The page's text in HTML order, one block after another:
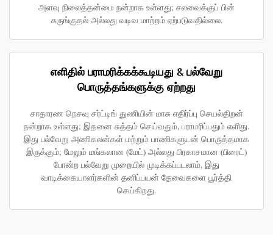
அளவு நிலைத்தன்மை நன்றாக உள்ளது; சலவைக்குப் பின்
சுருங்குதல் அல்லது வடிவ மாற்றம் ஏற்படுவதில்லை.
எளிதில் பராமரிக்கக்கூடியது & பல்வேறு
பொருத்தங்களுக்கு ஏற்றது
சாதாரண நெசவு சர்ட்டிங் துணியின் மாசு எதிர்ப்பு செயல்திறன்
நன்றாக உள்ளது; இதனை சுத்தம் செய்வதும், பராமரிப்பதும் எளிது.
இது பல்வேறு அணிகலன்கள் மற்றும் பாணிகளுடன் பொருத்தமாக
இருக்கும்; மேலும் மங்கலான (மேட்) அல்லது பிரகாசமான (பிரைட்)
போன்ற பல்வேறு முறையில் முடிக்கப்படலாம், இது
வாடிக்கையாளர்களின் தனிப்பயன் தேவைகளை பூர்த்தி
செய்கிறது.